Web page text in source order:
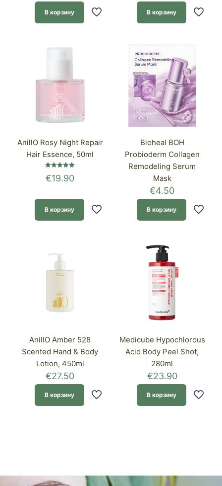
В корзину В корзину
AnillO Rosy Night Repair
Hair Essence, 50ml
5.00
€19.90
В корзину
Bioheal BOH
Probioderm Collagen
Remodeling Serum
Mask
€4.50
В корзину
AnillO Amber 528
Scented Hand & Body
Lotion, 450ml
€27.50
В корзину
Medicube Hypochlorous
Acid Body Peel Shot,
280ml
€23.90
В корзину